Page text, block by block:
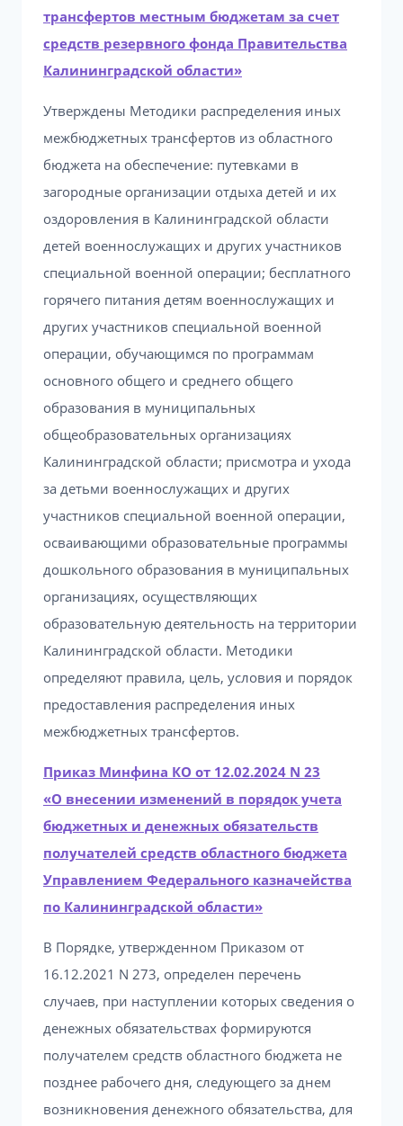
трансфертов местным бюджетам за счет
средств резервного фонда Правительства
Калининградской области»
Утверждены Методики распределения иных
межбюджетных трансфертов из областного
бюджета на обеспечение: путевками в
загородные организации отдыха детей и их
оздоровления в Калининградской области
детей военнослужащих и других участников
специальной военной операции; бесплатного
горячего питания детям военнослужащих и
других участников специальной военной
операции, обучающимся по программам
основного общего и среднего общего
образования в муниципальных
общеобразовательных организациях
Калининградской области; присмотра и ухода
за детьми военнослужащих и других
участников специальной военной операции,
осваивающими образовательные программы
дошкольного образования в муниципальных
организациях, осуществляющих
образовательную деятельность на территории
Калининградской области. Методики
определяют правила, цель, условия и порядок
предоставления распределения иных
межбюджетных трансфертов.
Приказ Минфина КО от 12.02.2024 N 23
«О внесении изменений в порядок учета
бюджетных и денежных обязательств
получателей средств областного бюджета
Управлением Федерального казначейства
по Калининградской области»
В Порядке, утвержденном Приказом от
16.12.2021 N 273, определен перечень
случаев, при наступлении которых сведения о
денежных обязательствах формируются
получателем средств областного бюджета не
позднее рабочего дня, следующего за днем
возникновения денежного обязательства, для